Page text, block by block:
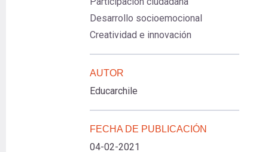
Desarrollo socioemocional
Creatividad e innovación
AUTOR
Educarchile
FECHA DE PUBLICACIÓN
04-02-2021